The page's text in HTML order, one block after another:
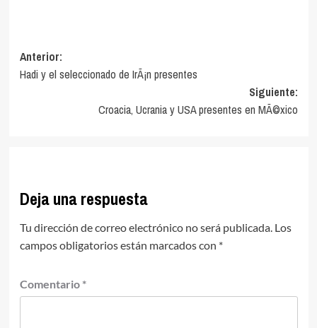
Navegación
de
Anterior:
Hadi y el seleccionado de IrÃ¡n presentes
Siguiente:
Croacia, Ucrania y USA presentes en MÃ©xico
Deja una respuesta
Tu dirección de correo electrónico no será publicada. Los
campos obligatorios están marcados con *
Comentario *